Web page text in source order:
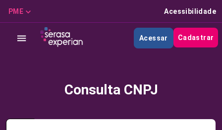
PME Acessibilidade
Acessar Cadastrar
Consulta CNPJ